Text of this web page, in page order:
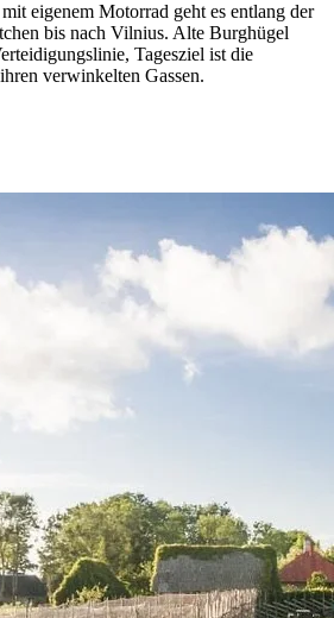
eigenem Motorrad geht es entlang der
bis nach Vilnius. Alte Burghügel
Tagesziel ist die
verwinkelten Gassen.